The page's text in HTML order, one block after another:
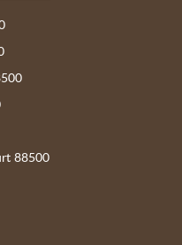
88500